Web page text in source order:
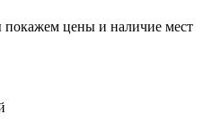
цены и наличие мест